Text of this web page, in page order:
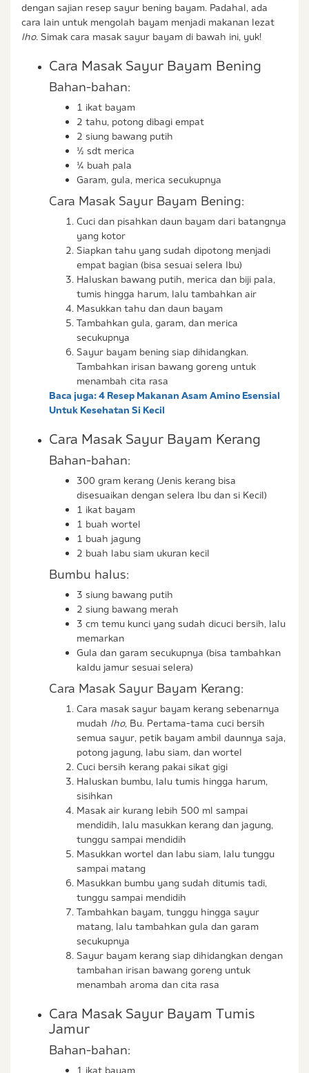
dengan sajian resep sayur bening bayam. Padahal, ada
cara lain untuk mengolah bayam menjadi makanan lezat
lho. Simak cara masak sayur bayam di bawah ini, yuk!
Cara Masak Sayur Bayam Bening
Bahan-bahan:
1 ikat bayam
2 tahu, potong dibagi empat
2 siung bawang putih
½ sdt merica
¼ buah pala
Garam, gula, merica secukupnya
Cara Masak Sayur Bayam Bening:
Cuci dan pisahkan daun bayam dari batangnya
yang kotor
Siapkan tahu yang sudah dipotong menjadi
empat bagian (bisa sesuai selera Ibu)
Haluskan bawang putih, merica dan biji pala,
tumis hingga harum, lalu tambahkan air
Masukkan tahu dan daun bayam
Tambahkan gula, garam, dan merica
secukupnya
Sayur bayam bening siap dihidangkan.
Tambahkan irisan bawang goreng untuk
menambah cita rasa
Baca juga:4 Resep Makanan Asam Amino Esensial
Untuk Kesehatan Si Kecil
Cara Masak Sayur Bayam Kerang
Bahan-bahan:
300 gram kerang (Jenis kerang bisa
disesuaikan dengan selera Ibu dan si Kecil)
1 ikat bayam
1 buah wortel
1 buah jagung
2 buah labu siam ukuran kecil
Bumbu halus:
3 siung bawang putih
2 siung bawang merah
3 cm temu kunci yang sudah dicuci bersih, lalu
memarkan
Gula dan garam secukupnya (bisa tambahkan
kaldu jamur sesuai selera)
Cara Masak Sayur Bayam Kerang:
Cara masak sayur bayam kerang sebenarnya
mudah lho, Bu. Pertama-tama cuci bersih
semua sayur, petik bayam ambil daunnya saja,
potong jagung, labu siam, dan wortel
Cuci bersih kerang pakai sikat gigi
Haluskan bumbu, lalu tumis hingga harum,
sisihkan
Masak air kurang lebih 500 ml sampai
mendidih, lalu masukkan kerang dan jagung,
tunggu sampai mendidih
Masukkan wortel dan labu siam, lalu tunggu
sampai matang
Masukkan bumbu yang sudah ditumis tadi,
tunggu sampai mendidih
Tambahkan bayam, tunggu hingga sayur
matang, lalu tambahkan gula dan garam
secukupnya
Sayur bayam kerang siap dihidangkan dengan
tambahan irisan bawang goreng untuk
menambah aroma dan cita rasa
Cara Masak Sayur Bayam Tumis
Jamur
Bahan-bahan:
1 ikat bayam